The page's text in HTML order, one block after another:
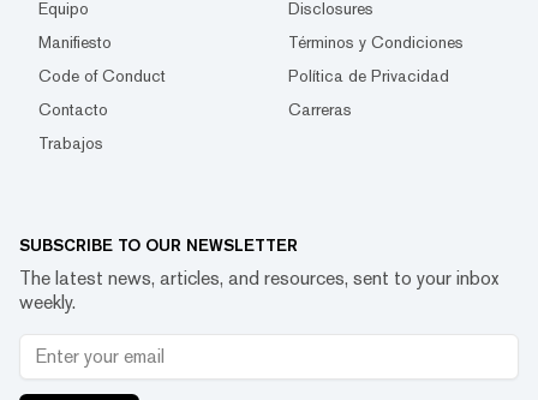
Equipo
Disclosures
Manifiesto
Términos y Condiciones
Code of Conduct
Política de Privacidad
Contacto
Carreras
Trabajos
SUBSCRIBE TO OUR NEWSLETTER
The latest news, articles, and resources, sent to your inbox
weekly.